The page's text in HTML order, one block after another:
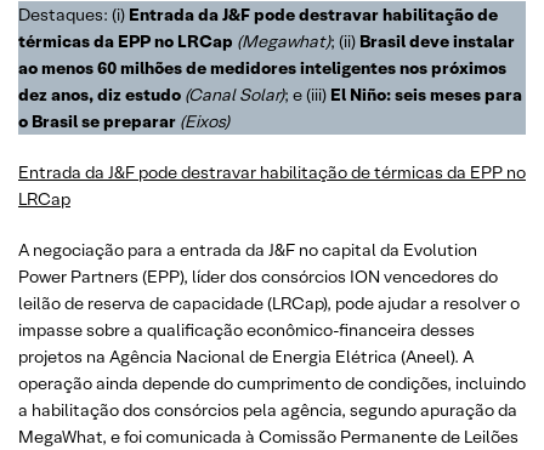
Destaques: (i) Entrada da J&F pode destravar habilitação de
térmicas da EPP no LRCap (Megawhat); (ii) Brasil deve instalar
ao menos 60 milhões de medidores inteligentes nos próximos
dez anos, diz estudo (Canal Solar); e (iii) El Niño: seis meses para
o Brasil se preparar (Eixos)
Entrada da J&F pode destravar habilitação de térmicas da EPP no
LRCap
A negociação para a entrada da J&F no capital da Evolution
Power Partners (EPP), líder dos consórcios ION vencedores do
leilão de reserva de capacidade (LRCap), pode ajudar a resolver o
impasse sobre a qualificação econômico-financeira desses
projetos na Agência Nacional de Energia Elétrica (Aneel). A
operação ainda depende do cumprimento de condições, incluindo
a habilitação dos consórcios pela agência, segundo apuração da
MegaWhat, e foi comunicada à Comissão Permanente de Leilões